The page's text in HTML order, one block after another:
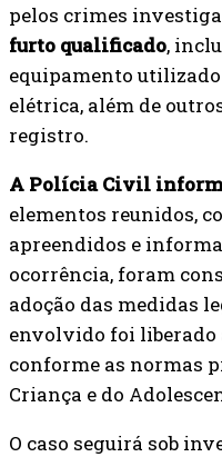
pelos crimes
furto qualificado,
equipamento
elétrica, além de
registro.
A Polícia Civil
elementos reunidos,
apreendidos e
ocorrência, foram
adoção das medidas
envolvido foi liberado
conforme as normas
Criança e do
O caso seguirá sob